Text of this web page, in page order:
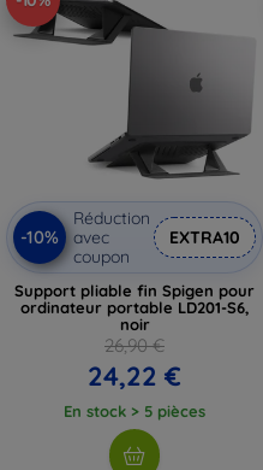
-10%
Réduction
avec
coupon
EXTRA10
Support pliable fin Spigen pour
ordinateur portable LD201-S6,
noir
26,90 €
24,22 €
En stock > 5 pièces